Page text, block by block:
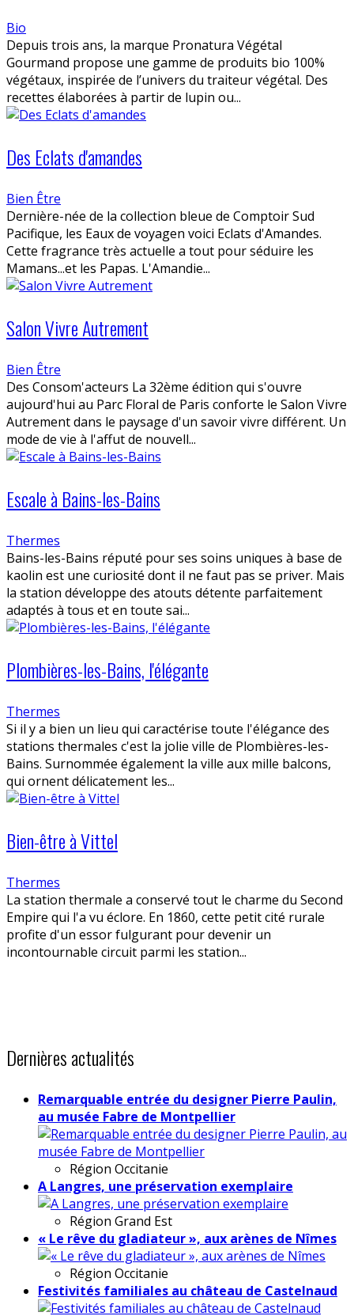
Bio
Depuis trois ans, la marque Pronatura Végétal
Gourmand propose une gamme de produits bio 100%
végétaux, inspirée de l’univers du traiteur végétal. Des
recettes élaborées à partir de lupin ou...
Des Eclats d'amandes
Bien Être
Dernière-née de la collection bleue de Comptoir Sud
Pacifique, les Eaux de voyagen voici Eclats d'Amandes.
Cette fragrance très actuelle a tout pour séduire les
Mamans...et les Papas. L'Amandie...
Salon Vivre Autrement
Bien Être
Des Consom'acteurs La 32ème édition qui s'ouvre
aujourd'hui au Parc Floral de Paris conforte le Salon Vivre
Autrement dans le paysage d'un savoir vivre différent. Un
mode de vie à l'affut de nouvell...
Escale à Bains-les-Bains
Thermes
Bains-les-Bains réputé pour ses soins uniques à base de
kaolin est une curiosité dont il ne faut pas se priver. Mais
la station développe des atouts détente parfaitement
adaptés à tous et en toute sai...
Plombières-les-Bains, l'élégante
Thermes
Si il y a bien un lieu qui caractérise toute l'élégance des
stations thermales c'est la jolie ville de Plombières-les-
Bains. Surnommée également la ville aux mille balcons,
qui ornent délicatement les...
Bien-être à Vittel
Thermes
La station thermale a conservé tout le charme du Second
Empire qui l'a vu éclore. En 1860, cette petit cité rurale
profite d'un essor fulgurant pour devenir un
incontournable circuit parmi les station...
Dernières actualités
Remarquable entrée du designer Pierre Paulin,
au musée Fabre de Montpellier
Région Occitanie
A Langres, une préservation exemplaire
Région Grand Est
« Le rêve du gladiateur », aux arènes de Nîmes
Région Occitanie
Festivités familiales au château de Castelnaud